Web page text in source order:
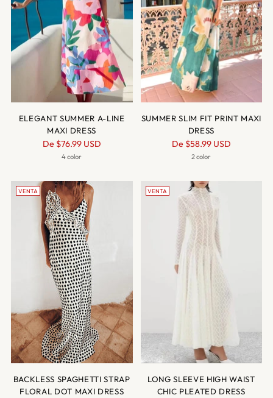
ELEGANT SUMMER A-LINE
MAXI DRESS
Precio
normal
De $76.99 USD
4 color
SUMMER SLIM FIT PRINT MAXI
DRESS
Precio
normal
De $58.99 USD
2 color
VENTA
BACKLESS SPAGHETTI STRAP
FLORAL DOT MAXI DRESS
VENTA
LONG SLEEVE HIGH WAIST
CHIC PLEATED DRESS